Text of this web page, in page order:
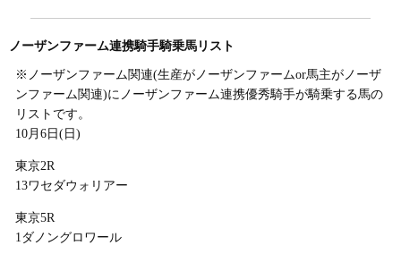
ノーザンファーム連携騎手騎乗馬リスト
※ノーザンファーム関連(生産がノーザンファームor馬主がノーザ
ンファーム関連)にノーザンファーム連携優秀騎手が騎乗する馬の
リストです。
10月6日(日)
東京2R
13ワセダウォリアー
東京5R
1ダノングロワール